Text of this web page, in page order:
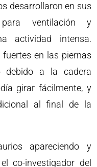
desarrollaron en sus
ventilación y
actividad intensa.
en las piernas
debido a la cadera
girar fácilmente, y
al final de la
apareciendo y
co-investigador del